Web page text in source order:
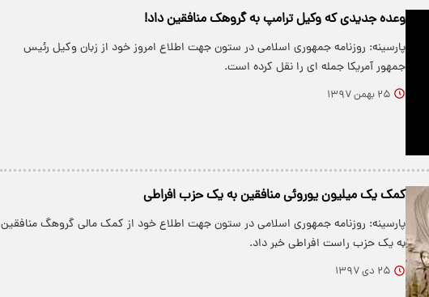
وعده جدیدی که وکیل ترامپ به گروهک منافقین داد!
پارسینه: روزنامه جمهوری اسلامی در ستون جهت اطلاع امروز خود از زبان وکیل رئیس
جمهور آمریکا جمله ای را نقل کرده است.
۲۵ بهمن ۱۳۹۷
کمک یک میلیون یوروئی منافقین به یک حزب افراطی
پارسینه: روزنامه جمهوری اسلامی در ستون جهت اطلاع خود از کمک مالی گروهگ منافقین
به یک حزب راست افراطی خبر داد.
۲۵ دی ۱۳۹۷